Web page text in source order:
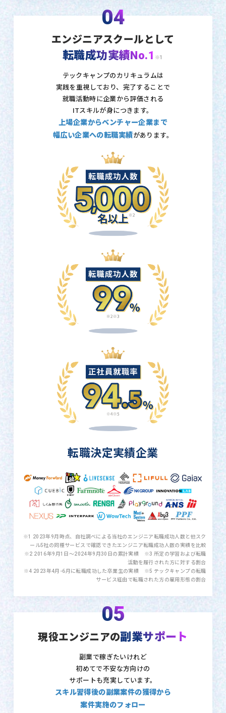
04
エンジニアスクールとして
転職成功実績No.1 ※1
テックキャンプのカリキュラムは
実践を重視しており、 完了することで
就職活動時に企業から評価される
ITスキルが身につきます。
上場企業からベンチャー企業まで
幅広い企業への転職実績があります。
転職決定実績企業
※1 2023年9月時点、自社調べによる当社のエンジニア転職成功人数と他スク
ール5社の同種サービスで確認できたエンジニア転職成功人数の実績を比較
※2 2016年9月1日〜2024年9月30日の累計実績 ※3 所定の学習および転職
活動を履行された方に対する割合
※4 2023年4月-6月に転職成功した卒業生の実績 ※5 テックキャンプの転職
サービス経由で転職された方の雇用形態の割合
05
現役エンジニアの副業サポート
副業で稼ぎたいけれど
初めてで不安な方向けの
サポートも充実しています。
スキル習得後の副業案件の獲得から
案件実施のフォロー